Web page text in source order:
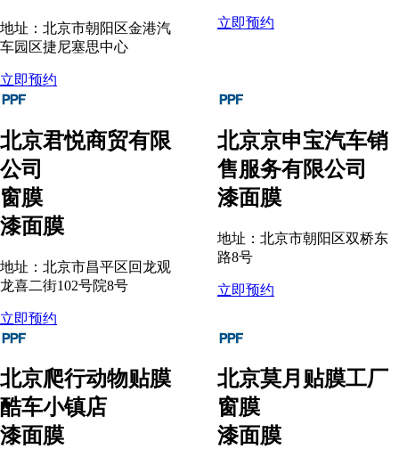
地址：北京市朝阳区金港汽
车园区捷尼塞思中心
立即预约
立即预约
北京君悦商贸有限
公司
窗膜
漆面膜
地址：北京市昌平区回龙观
龙喜二街102号院8号
立即预约
北京京申宝汽车销
售服务有限公司
漆面膜
地址：北京市朝阳区双桥东
路8号
立即预约
北京爬行动物贴膜
酷车小镇店
漆面膜
北京莫月贴膜工厂
窗膜
漆面膜